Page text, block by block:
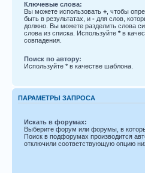
Ключевые слова:
Вы можете использовать+ , чтобы
быть в результатах, и- для слов,
должно. Вы можете разделить слова
слова из списка. Используйте* в
совпадения.
Поиск по автору:
Используйте * в качестве шаблона.
ПАРАМЕТРЫ ЗАПРОСА
Искать в форумах:
Выберите форум или форумы, в
Поиск в подфорумах производится
отключили соответствующую опцию